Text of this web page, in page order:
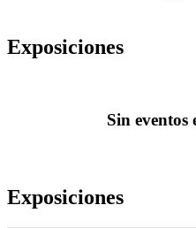
Exposiciones
Sin eventos
Exposiciones